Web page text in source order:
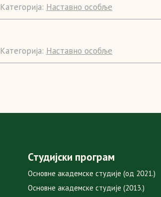
Категорија: Наставно особље
Категорија: Наставно особље
Студијски програм
Основне академске студије (од 2021.)
Основне академске студије (2013.)